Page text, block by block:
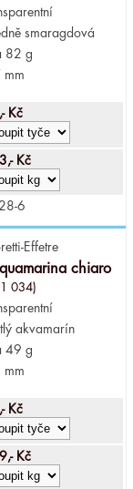
smaragdová
82 g
mm
Kč
Kč
6
Effetre
chiaro
034)
akvamarín
49 g
mm
Kč
Kč